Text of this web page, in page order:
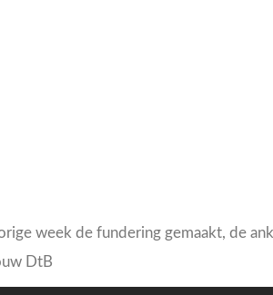
week de fundering gemaakt, de
DtB